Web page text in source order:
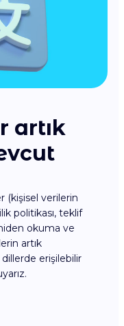
artık
(kişisel verilerin
politikası, teklif
okuma ve
artık
erişilebilir